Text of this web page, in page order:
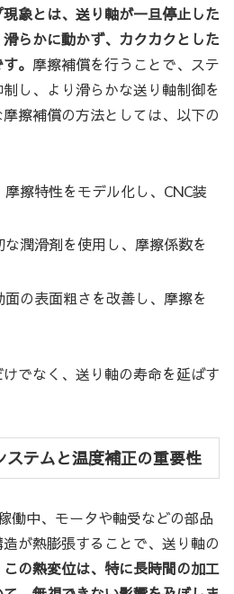
象とは、送り軸が一旦停止した
らかに動かず、カクカクとした
。 摩擦補償を行うことで、ステ
し、より滑らかな送り軸制御を
擦補償の方法としては、以下の
摩擦特性をモデル化し、CNC装
な潤滑剤を使用し、摩擦係数を
面の表面粗さを改善し、摩擦を
でなく、送り軸の寿命を延ばす
テムと温度補正の重要性
働中、モータや軸受などの部品
が熱膨張することで、送り軸の
この熱変位は、特に長時間の加工